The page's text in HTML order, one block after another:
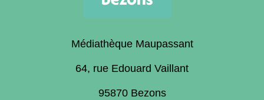
Médiathèque Maupassant
64, rue Edouard Vaillant
95870 Bezons